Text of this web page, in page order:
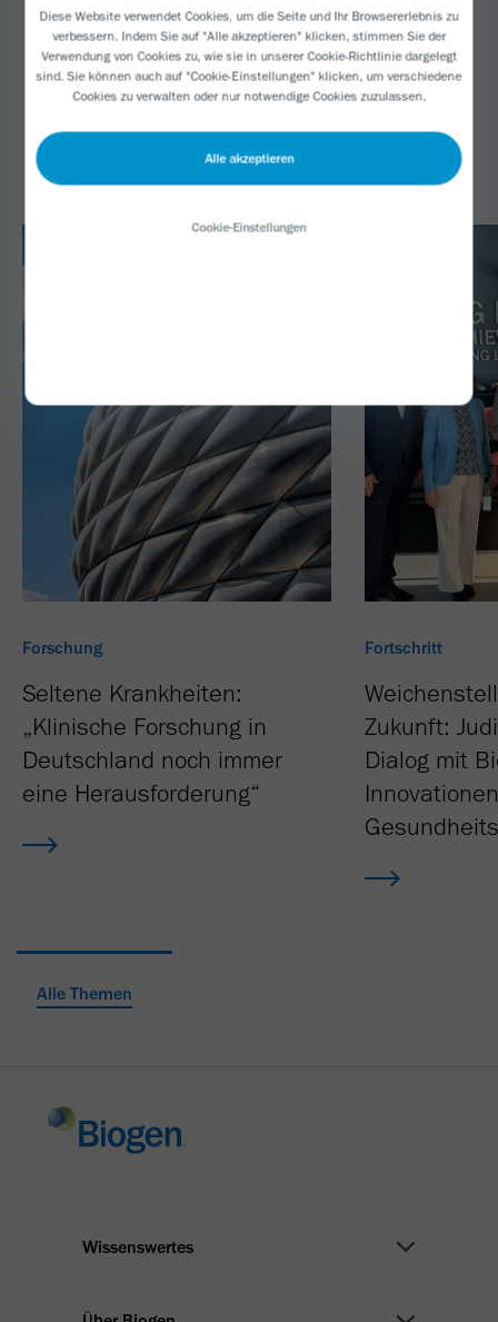
Diese Website verwendet Cookies, um die Seite und Ihr Browsererlebnis zu
verbessern. Indem Sie auf "Alle akzeptieren" klicken, stimmen Sie der
Verwendung von Cookies zu, wie sie in unsererCookie-Richtliniedargelegt
sind. Sie können auch auf "Cookie-Einstellungen" klicken, um verschiedene
Cookies zu verwalten oder nur notwendige Cookies zuzulassen.
Alle akzeptieren
Cookie-Einstellungen
Folgendes könnte Sie
interessieren:
Forschung
Seltene Krankheiten:
„Klinische Forschung in
Deutschland noch immer
eine Herausforderung“
Fortschritt
Zukunft:
Dialog mit
Alle Themen
Wissenswertes